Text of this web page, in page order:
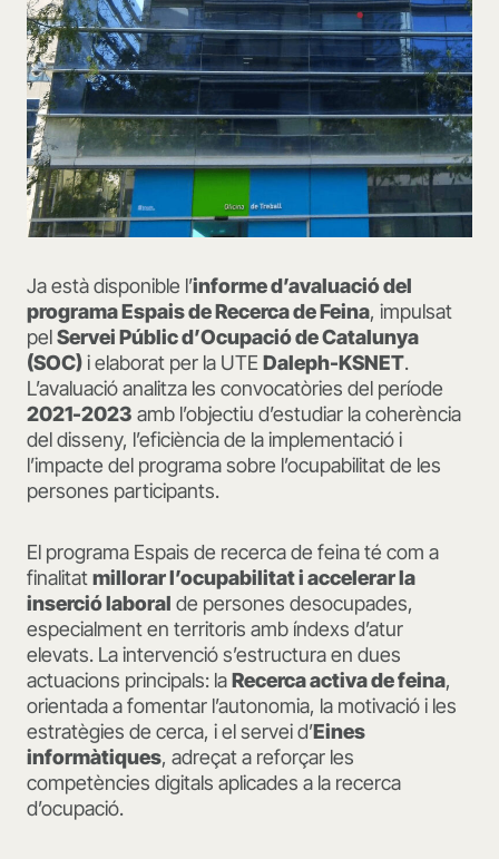
Ja està disponible l’informe d’avaluació del
programa Espais de Recerca de Feina, impulsat
pelServei Públic d’Ocupació de Catalunya
(SOC)i elaborat per la UTE Daleph-KSNET.
L’avaluació analitza les convocatòries del període
2021-2023 amb l’objectiu d’estudiar la coherència
del disseny, l’eficiència de la implementació i
l’impacte del programa sobre l’ocupabilitat de les
persones participants.
El programa Espais de recerca de feina té com a
finalitatmillorar l’ocupabilitat i accelerar la
inserció laboral de persones desocupades,
especialment en territoris amb índexs d’atur
elevats. La intervenció s’estructura en dues
actuacions principals: laRecerca activa de feina,
orientada a fomentar l’autonomia, la motivació i les
estratègies de cerca, i el servei d’Eines
informàtiques, adreçat a reforçar les
competències digitals aplicades a la recerca
d’ocupació.